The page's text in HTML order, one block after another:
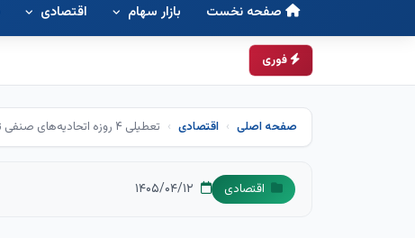
صفحه نخست بازار سهام اقتصادی
فوری
صفحه اصلی اقتصادی تعطیلی ۴ روزه اتحادیه‌های صنفی تهران
اقتصادی